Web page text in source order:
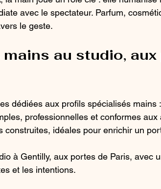
avec le spectateur. Parfum,
le geste.
au studio,
dédiées aux profils spécialisés mains :
professionnelles et conformes
construites, idéales pour enrichir un
à Gentilly, aux portes de Paris, avec
et les intentions.